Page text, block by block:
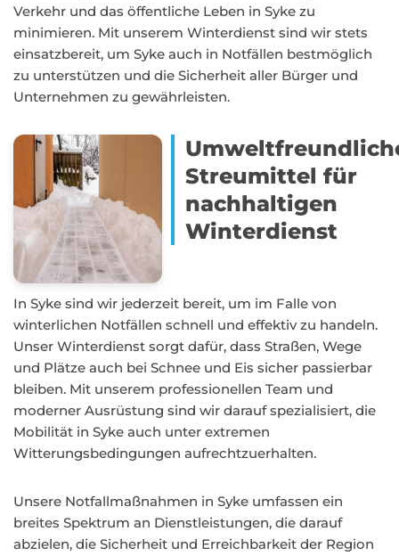
Verkehr und das öffentliche Leben in Syke zu
minimieren. Mit unserem Winterdienst sind wir stets
einsatzbereit, um Syke auch in Notfällen bestmöglich
zu unterstützen und die Sicherheit aller Bürger und
Unternehmen zu gewährleisten.
Streumittel für
nachhaltigen
Winterdienst
In Syke sind wir jederzeit bereit, um im Falle von
winterlichen Notfällen schnell und effektiv zu handeln.
Unser Winterdienst sorgt dafür, dass Straßen, Wege
und Plätze auch bei Schnee und Eis sicher passierbar
bleiben. Mit unserem professionellen Team und
moderner Ausrüstung sind wir darauf spezialisiert, die
Mobilität in Syke auch unter extremen
Witterungsbedingungen aufrechtzuerhalten.
Unsere Notfallmaßnahmen in Syke umfassen ein
breites Spektrum an Dienstleistungen, die darauf
abzielen, die Sicherheit und Erreichbarkeit der Region